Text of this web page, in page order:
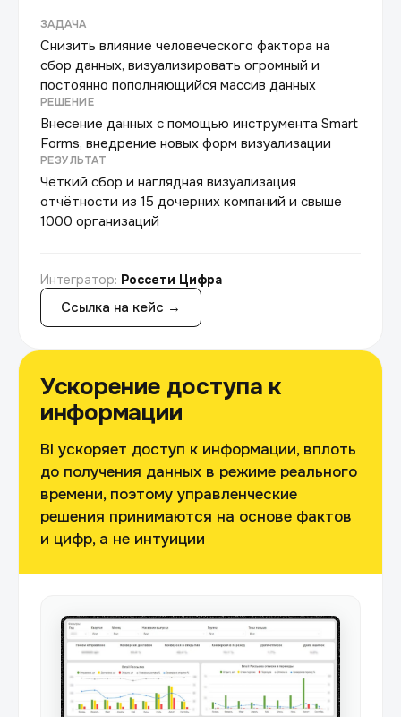
ЗАДАЧА
Снизить влияние человеческого фактора на
сбор данных, визуализировать огромный и
постоянно пополняющийся массив данных
РЕШЕНИЕ
Внесение данных с помощью инструмента Smart
Forms, внедрение новых форм визуализации
РЕЗУЛЬТАТ
Чёткий сбор и наглядная визуализация
отчётности из 15 дочерних компаний и свыше
1000 организаций
Интегратор: Россети Цифра
Ссылка на кейс →
Ускорение доступа к
информации
BI ускоряет доступ к информации, вплоть
до получения данных в режиме реального
времени, поэтому управленческие
решения принимаются на основе фактов
и цифр, а не интуиции